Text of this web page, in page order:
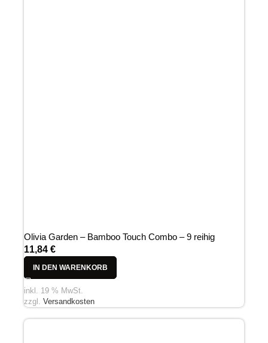
Olivia Garden – Bamboo Touch Combo – 9 reihig
11,84 €
IN DEN WARENKORB
inkl. 19 % MwSt.
zzgl. Versandkosten